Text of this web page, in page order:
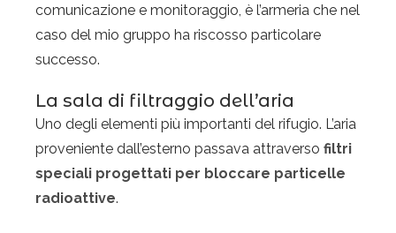
comunicazione e monitoraggio, è l’armeria che nel
caso del mio gruppo ha riscosso particolare
successo.
La sala di filtraggio dell’aria
Uno degli elementi più importanti del rifugio. L’aria
proveniente dall’esterno passava attraverso filtri
speciali progettati per bloccare particelle
radioattive.